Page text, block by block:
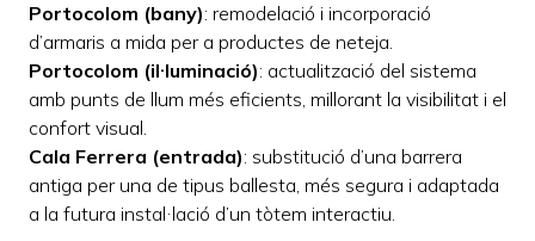
Portocolom (bany): remodelació i incorporació
d’armaris a mida per a productes de neteja.
Portocolom (il·luminació): actualització del sistema
amb punts de llum més eficients, millorant la visibilitat i el
confort visual.
Cala Ferrera (entrada): substitució d’una barrera
antiga per una de tipus ballesta, més segura i adaptada
a la futura instal·lació d’un tòtem interactiu.